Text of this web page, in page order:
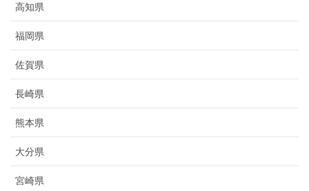
高知県
福岡県
佐賀県
長崎県
熊本県
大分県
宮崎県